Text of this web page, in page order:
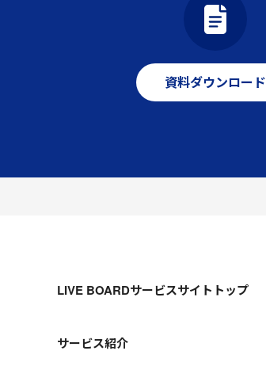
資料ダウンロード
LIVE BOARDサービスサイトトップ
サービス紹介